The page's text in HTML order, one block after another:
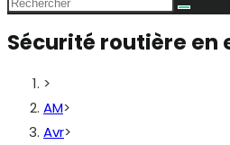
search
Sécurité routière en
>
AM>
Avr>